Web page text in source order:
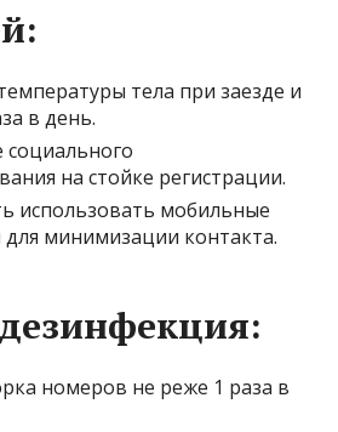
тела при заезде и
в день.
на стойке регистрации.
использовать мобильные
минимизации контакта.
номеров не реже 1 раза в